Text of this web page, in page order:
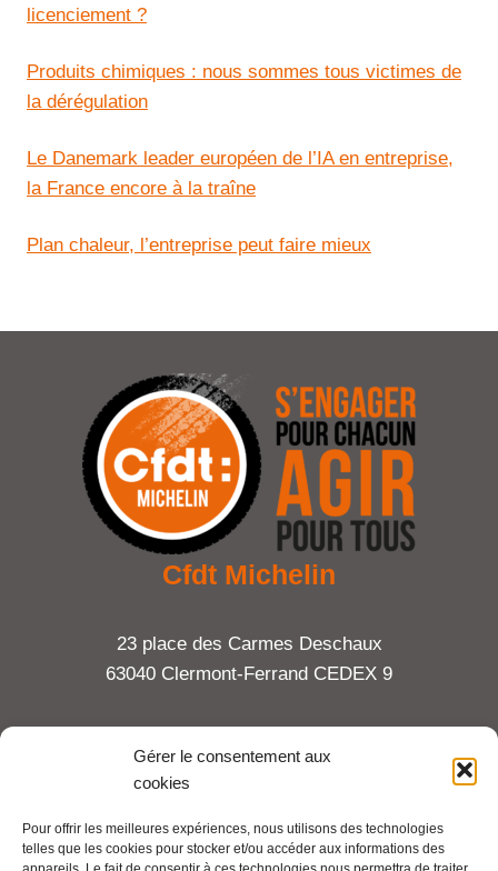
Gérer le consentement aux
cookies
Pour offrir les meilleures expériences, nous utilisons des technologies
telles que les cookies pour stocker et/ou accéder aux informations des
licenciement ?
Produits chimiques : nous sommes tous victimes de
la dérégulation
Le Danemark leader européen de l’IA en entreprise,
la France encore à la traîne
Plan chaleur, l’entreprise peut faire mieux
Cfdt Michelin
23 place des Carmes Deschaux
63040 Clermont-Ferrand CEDEX 9
Tel : 06 65 27 23 81
Mentions légales